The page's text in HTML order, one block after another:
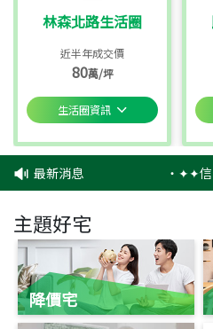
林森北路生活圈
近半年成交價
80萬/坪
生活圈資訊
最新消息 ‧✦✦信
主題好宅
降價宅